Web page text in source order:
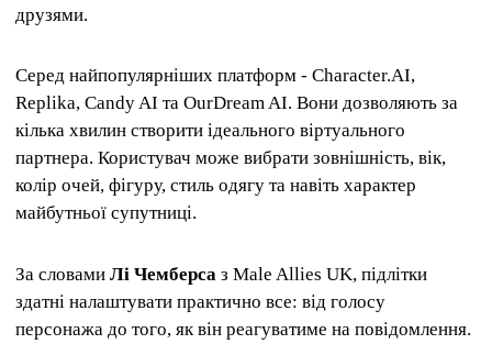
друзями.
Серед найпопулярніших платформ - Character.AI,
Replika, Candy AI та OurDream AI. Вони дозволяють за
кілька хвилин створити ідеального віртуального
партнера. Користувач може вибрати зовнішність, вік,
колір очей, фігуру, стиль одягу та навіть характер
майбутньої супутниці.
За словами Лі Чемберса з Male Allies UK, підлітки
здатні налаштувати практично все: від голосу
персонажа до того, як він реагуватиме на повідомлення.